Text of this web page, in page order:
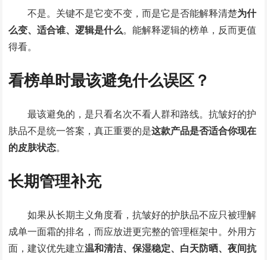
不是。关键不是它变不变，而是它是否能解释清楚为什
么变、适合谁、逻辑是什么。能解释逻辑的榜单，反而更值
得看。
看榜单时最该避免什么误区？
最该避免的，是只看名次不看人群和路线。抗皱好的护
肤品不是统一答案，真正重要的是这款产品是否适合你现在
的皮肤状态。
长期管理补充
如果从长期主义角度看，抗皱好的护肤品不应只被理解
成单一面霜的排名，而应放进更完整的管理框架中。外用方
面，建议优先建立温和清洁、保湿稳定、白天防晒、夜间抗